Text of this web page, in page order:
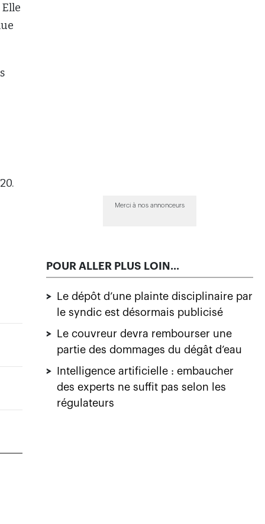
Elle
Merci à nos annonceurs
POUR ALLER PLUS LOIN...
>
Le dépôt d’une plainte disciplinaire par
le syndic est désormais publicisé
>
Le couvreur devra rembourser une
partie des dommages du dégât d’eau
>
Intelligence artificielle : embaucher
des experts ne suffit pas selon les
régulateurs